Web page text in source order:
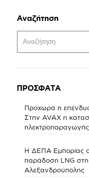
Αναζήτηση
ΠΡΟΣΦΑΤΑ
Προχωρά η
Στην AVAX η
ηλεκτροπαραγωγής
Η ΔΕΠΑ Εμπορίας
παράδοση LNG
Αλεξανδρούπολης